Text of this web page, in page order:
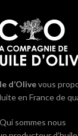
d’Olivevous
en France de
Qui sommes nous